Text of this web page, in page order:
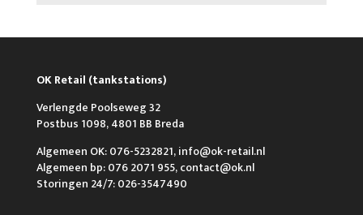
OK Retail (tankstations)
Verlengde Poolseweg 32
Postbus 1098, 4801 BB Breda
Algemeen OK: 076-5232821, info@ok-retail.nl
Algemeen bp: 076 2071 955, contact@ok.nl
Storingen 24/7: 026-3547490